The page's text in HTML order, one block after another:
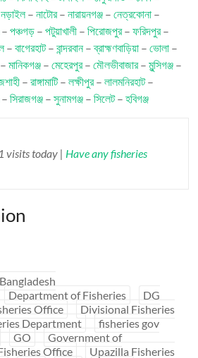
নড়াইল–নাটোর–নারায়নগঞ্জ –নেত্রকোনা –
–পঞ্চগড় –পটুয়াখালী –পিরোজপুর–ফরিদপুর–
–বাগেরহাট–বান্দরবান–ব্রাহ্মণবাড়িয়া –ভোলা –
মানিকগঞ্জ –মেহেরপুর–মৌলভীবাজার–মুন্সিগঞ্জ –
–রাঙ্গামাটি–লক্ষীপুর–লালমনিরহাট–
–সিরাজগঞ্জ –সুনামগঞ্জ –সিলেট–হবিগঞ্জ
visits today | Have any fisheries
Bangladesh
Department of Fisheries
DG
Office
Divisional Fisheries
Department
fisheries gov
GO
Government of
Office Upazilla Fisheries